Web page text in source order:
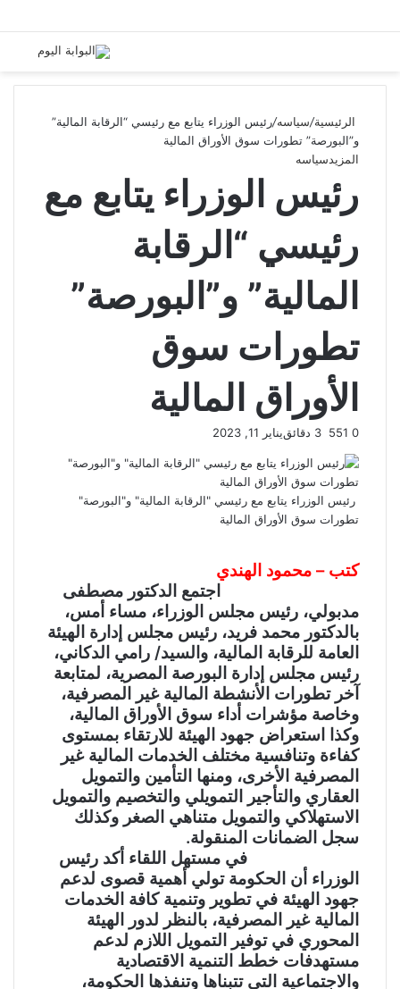
الرئيسية/سياسه/رئيس الوزراء يتابع مع رئيسي “الرقابة المالية”
و”البورصة” تطورات سوق الأوراق المالية
المزيدسياسه
رئيس الوزراء يتابع مع
رئيسي “الرقابة
المالية” و”البورصة”
تطورات سوق
الأوراق المالية
يناير 11, 2023 0
رئيس الوزراء يتابع مع رئيسي "الرقابة المالية" و"البورصة"
تطورات سوق الأوراق المالية
كتب – محمود الهندي
اجتمع الدكتور مصطفى
مدبولي، رئيس مجلس الوزراء، مساء أمس،
بالدكتور محمد فريد، رئيس مجلس إدارة الهيئة
العامة للرقابة المالية، والسيد/ رامي الدكاني،
رئيس مجلس إدارة البورصة المصرية، لمتابعة
آخر تطورات الأنشطة المالية غير المصرفية،
وخاصة مؤشرات أداء سوق الأوراق المالية،
وكذا استعراض جهود الهيئة للارتقاء بمستوى
كفاءة وتنافسية مختلف الخدمات المالية غير
المصرفية الأخرى، ومنها التأمين والتمويل
العقاري والتأجير التمويلي والتخصيم والتمويل
الاستهلاكي والتمويل متناهي الصغر وكذلك
سجل الضمانات المنقولة.
في مستهل اللقاء أكد رئيس
الوزراء أن الحكومة تولي أهمية قصوى لدعم
جهود الهيئة في تطوير وتنمية كافة الخدمات
المالية غير المصرفية، بالنظر لدور الهيئة
المحوري في توفير التمويل اللازم لدعم
مستهدفات خطط التنمية الاقتصادية
والاجتماعية التي تتبناها وتنفذها الحكومة،